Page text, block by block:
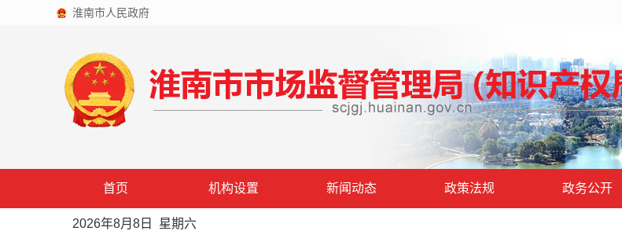
淮南市人民政府
首页 机构设置 新闻动态 政策法规 政务公开
2026年8月8日 星期六